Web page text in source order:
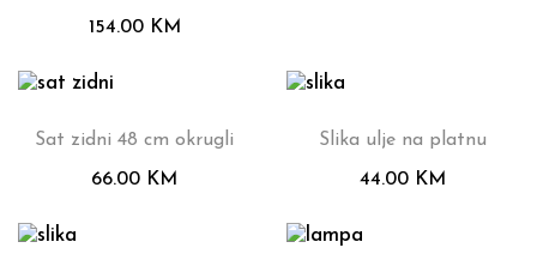
154.00 KM
Sat zidni 48 cm okrugli
66.00 KM
Slika ulje na platnu
44.00 KM